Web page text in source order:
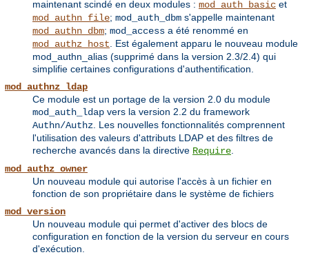
maintenant scindé en deux modules : mod_auth_basic et
mod_authn_file; mod_auth_dbm s'appelle maintenant
mod_authn_dbm; mod_access a été renommé en
mod_authz_host. Est également apparu le nouveau module
mod_authn_alias (supprimé dans la version 2.3/2.4) qui
simplifie certaines configurations d'authentification.
mod_authnz_ldap
Ce module est un portage de la version 2.0 du module
mod_auth_ldap vers la version 2.2 du framework
Authn/Authz. Les nouvelles fonctionnalités comprennent
l'utilisation des valeurs d'attributs LDAP et des filtres de
recherche avancés dans la directive Require.
mod_authz_owner
Un nouveau module qui autorise l'accès à un fichier en
fonction de son propriétaire dans le système de fichiers
mod_version
Un nouveau module qui permet d'activer des blocs de
configuration en fonction de la version du serveur en cours
d'exécution.